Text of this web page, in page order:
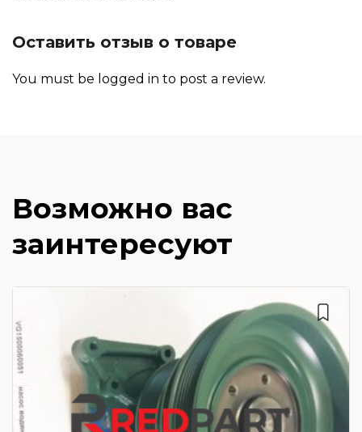
Оставить отзыв о товаре
You must be logged in to post a review.
Возможно вас
заинтересуют